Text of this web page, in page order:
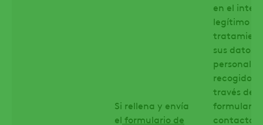
Si rellena y envía
el formulario de
en el
legítimo
sus datos
personales
recogidos
través del
formulario
contacto.